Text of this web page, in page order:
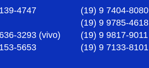
4747
3293 (vivo)
5653
(19) 9 7404-8080
(19) 9 9785-4618
(19) 9 9817-9011
(19) 9 7133-8101